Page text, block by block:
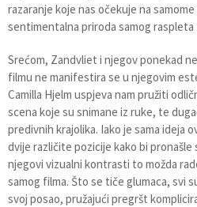
razaranje koje nas očekuje na
sentimentalna priroda samog
Srećom, Zandvliet i njegov ponekad
filmu ne manifestira se u njegovim
Camilla Hjelm uspjeva nam pružiti
scena koje su snimane iz ruke, te
predivnih krajolika. Iako je sama ideja
dvije različite pozicije kako bi
njegovi vizualni kontrasti to možda
samog filma. Što se tiče glumaca, svi
svoj posao, pružajući pregršt